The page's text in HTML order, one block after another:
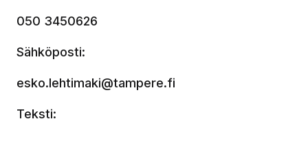
050 3450626
Sähköposti:
esko.lehtimaki@tampere.fi
Teksti: